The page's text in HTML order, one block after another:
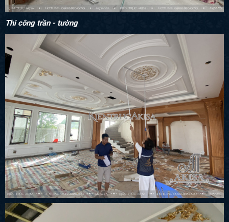
Thi công trần - tường